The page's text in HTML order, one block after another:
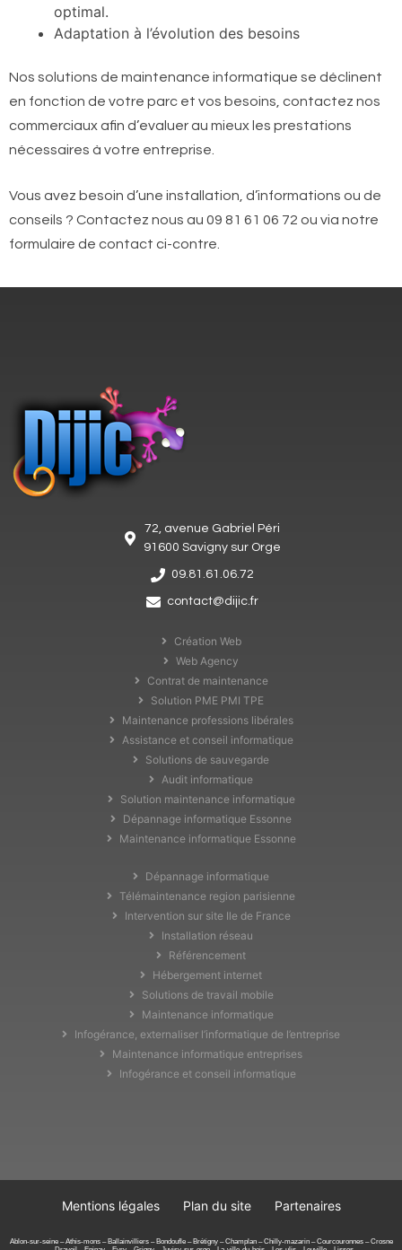
optimal.
Adaptation à l’évolution des besoins
Nos solutions de maintenance informatique se déclinent
en fonction de votre parc et vos besoins, contactez nos
commerciaux afin d’evaluer au mieux les prestations
nécessaires à votre entreprise.
Vous avez besoin d’une installation, d’informations ou de
conseils ? Contactez nous au 09 81 61 06 72 ou via notre
formulaire de contact ci-contre.
72, avenue Gabriel Péri
91600 Savigny sur Orge
09.81.61.06.72
contact@dijic.fr
Création Web
Web Agency
Contrat de maintenance
Solution PME PMI TPE
Maintenance professions libérales
Assistance et conseil informatique
Solutions de sauvegarde
Audit informatique
Solution maintenance informatique
Dépannage informatique Essonne
Maintenance informatique Essonne
Dépannage informatique
Télémaintenance region parisienne
Intervention sur site Ile de France
Installation réseau
Référencement
Hébergement internet
Solutions de travail mobile
Maintenance informatique
Infogérance, externaliser l’informatique de l’entreprise
Maintenance informatique entreprises
Infogérance et conseil informatique
Mentions légales Plan du site Partenaires
Ablon-sur-seine – Athis-mons – Ballainvilliers – Bondoufle – Brétigny – Champlan – Chilly-mazarin – Courcouronnes – Crosne